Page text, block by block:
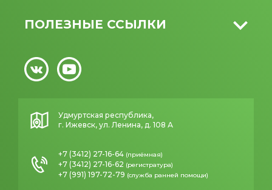
ПОЛЕЗНЫЕ ССЫЛКИ
Удмуртская республика,
г. Ижевск, ул. Ленина, д. 108 А
+7 (3412) 27-16-64 (приёмная)
+7 (3412) 27-16-62 (регистратура)
+7 (991) 197-72-79 (служба ранней помощи)